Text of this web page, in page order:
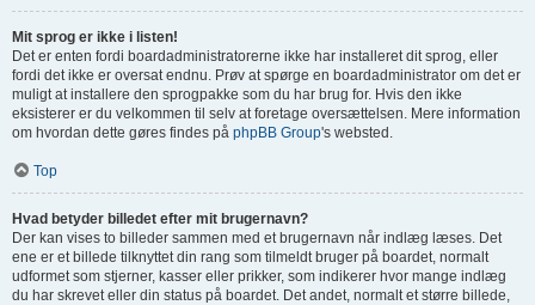
Mit sprog er ikke i listen!
Det er enten fordi boardadministratorerne ikke har installeret dit sprog, eller
fordi det ikke er oversat endnu. Prøv at spørge en boardadministrator om det er
muligt at installere den sprogpakke som du har brug for. Hvis den ikke
eksisterer er du velkommen til selv at foretage oversættelsen. Mere information
om hvordan dette gøres findes på phpBB Group's websted.
Top
Hvad betyder billedet efter mit brugernavn?
Der kan vises to billeder sammen med et brugernavn når indlæg læses. Det
ene er et billede tilknyttet din rang som tilmeldt bruger på boardet, normalt
udformet som stjerner, kasser eller prikker, som indikerer hvor mange indlæg
du har skrevet eller din status på boardet. Det andet, normalt et større billede,